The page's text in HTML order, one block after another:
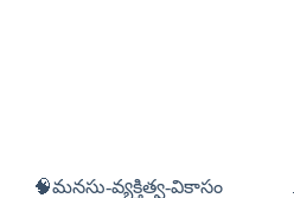
🧠మనసు-వ్యక్తిత్వ-వికాసం